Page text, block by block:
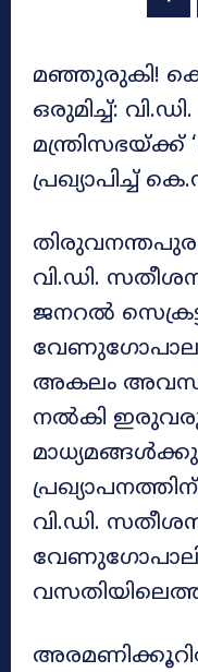
മഞ്ഞുരുകി!
ഒരുമിച്ച്:
പ്രഖ്യാപിച്ച്
വി.ഡി.
ജനറൽ
വേണുഗോപാലും
അകലം
നൽകി
വി.ഡി.